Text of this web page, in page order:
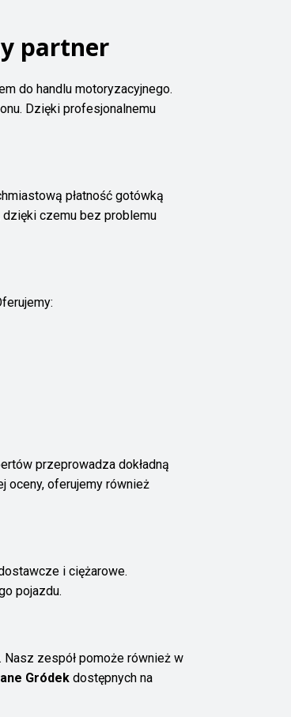
partner
do handlu motoryzacyjnego.
Dzięki profesjonalnemu
płatność gotówką
dzięki czemu bez problemu
przeprowadza dokładną
oceny, oferujemy również
i ciężarowe.
pojazdu.
zespół pomoże również w
Gródek dostępnych na